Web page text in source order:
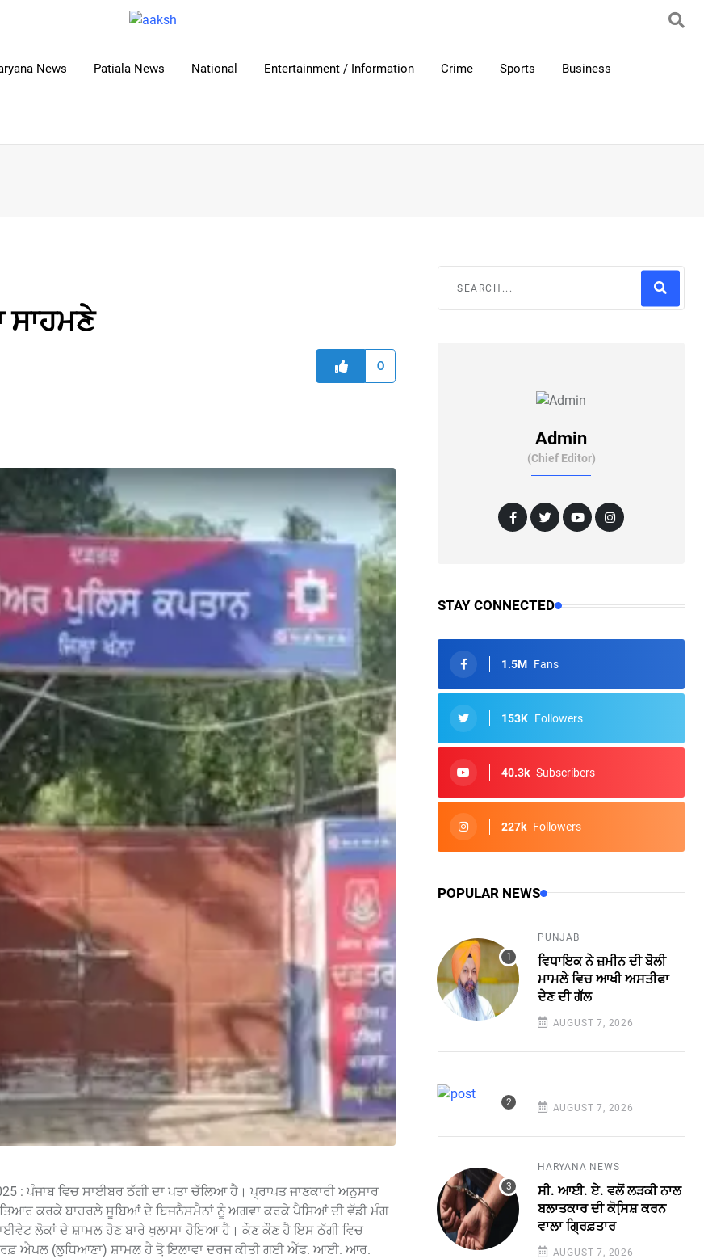
News Patiala News National Entertainment / Information Crime Sports Business
ਸਾਹਮਣੇ
0
: ਪੰਜਾਬ ਵਿਚ ਸਾਈਬਰ ਠੱਗੀ ਦਾ ਪਤਾ ਚੱਲਿਆ ਹੈ। ਪ੍ਰਾਪਤ ਜਾਣਕਾਰੀ ਅਨੁਸਾਰ
ਤਿਆਰ ਕਰਕੇ ਬਾਹਰਲੇ ਸੂਬਿਆਂ ਦੇ ਬਿਜਨੈਸਮੈਨਾਂ ਨੂੰ ਅਗਵਾ ਕਰਕੇ ਪੈਸਿਆਂ ਦੀ ਵੱਡੀ ਮੰਗ
ਲੋਕਾਂ ਦੇ ਸ਼ਾਮਲ ਹੋਣ ਬਾਰੇ ਖੁਲਾਸਾ ਹੋਇਆ ਹੈ। ਕੌਣ ਕੌਣ ਹੈ ਇਸ ਠੱਗੀ ਵਿਚ
ਐਪਲ (ਲੁਧਿਆਣਾ) ਸ਼ਾਮਲ ਹੈ ਤੋ਼ ਇਲਾਵਾ ਦਰਜ ਕੀਤੀ ਗਈ ਐੱਫ. ਆਈ. ਆਰ.
Admin
(Chief Editor)
STAY CONNECTED
1.5M Fans
153K Followers
40.3k Subscribers
227k Followers
POPULAR NEWS
PUNJAB
ਵਿਧਾਇਕ ਨੇ ਜ਼ਮੀਨ ਦੀ ਬੋਲੀ
ਮਾਮਲੇ ਵਿਚ ਆਖੀ ਅਸਤੀਫਾ
ਦੇਣ ਦੀ ਗੱਲ
AUGUST 7, 2026
AUGUST 7, 2026
HARYANA NEWS
ਸੀ. ਆਈ. ਏ. ਵਲੋਂ ਲੜਕੀ ਨਾਲ
ਬਲਾਤਕਾਰ ਦੀ ਕੋਸਿ਼ਸ਼ ਕਰਨ
ਵਾਲਾ ਗ੍ਰਿਫ਼ਤਾਰ
AUGUST 7, 2026